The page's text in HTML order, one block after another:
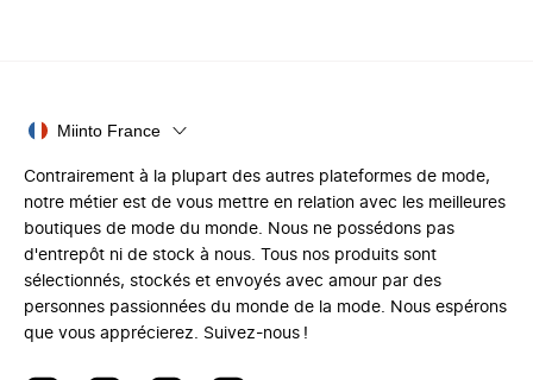
Miinto France
Contrairement à la plupart des autres plateformes de mode,
notre métier est de vous mettre en relation avec les meilleures
boutiques de mode du monde. Nous ne possédons pas
d'entrepôt ni de stock à nous. Tous nos produits sont
sélectionnés, stockés et envoyés avec amour par des
personnes passionnées du monde de la mode. Nous espérons
que vous apprécierez. Suivez-nous !